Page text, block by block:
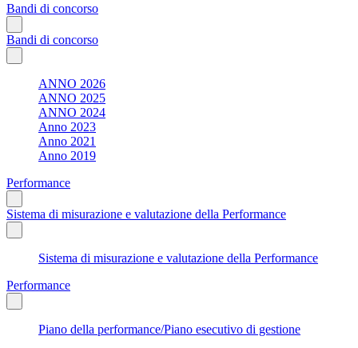
Bandi di concorso
Bandi di concorso
ANNO 2026
ANNO 2025
ANNO 2024
Anno 2023
Anno 2021
Anno 2019
Performance
Sistema di misurazione e valutazione della Performance
Sistema di misurazione e valutazione della Performance
Performance
Piano della performance/Piano esecutivo di gestione